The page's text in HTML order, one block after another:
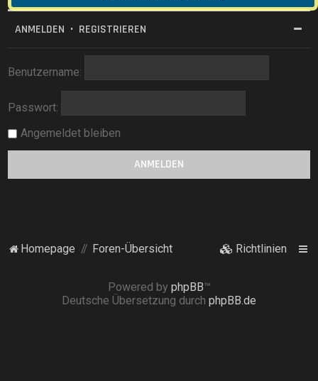
ANMELDEN • REGISTRIEREN
Benutzername:
Passwort:
Angemeldet bleiben
Homepage Foren-Übersicht Richtlinien
Powered by phpBB™
Deutsche Übersetzung durch phpBB.de